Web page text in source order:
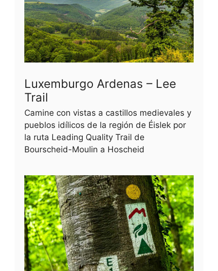
Luxemburgo Ardenas – Lee
Trail
Camine con vistas a castillos medievales y
pueblos idílicos de la región de Éislek por
la ruta Leading Quality Trail de
Bourscheid-Moulin a Hoscheid